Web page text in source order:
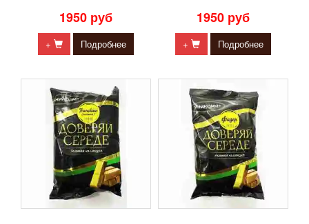
1950 руб
+ Подробнее
1950 руб
+ Подробнее